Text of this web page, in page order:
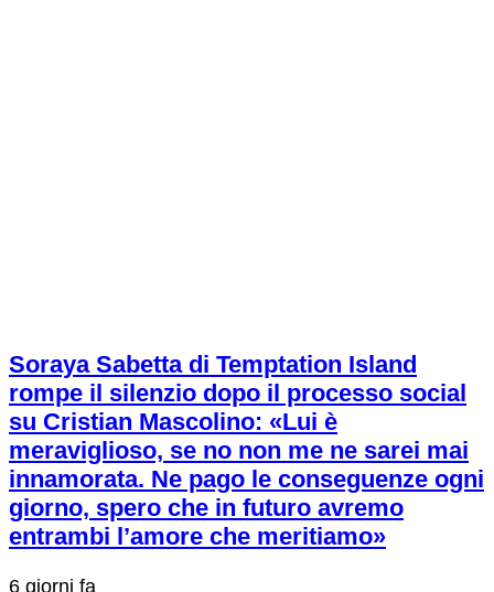
Soraya Sabetta di Temptation Island
rompe il silenzio dopo il processo social
su Cristian Mascolino: «Lui è
meraviglioso, se no non me ne sarei mai
innamorata. Ne pago le conseguenze ogni
giorno, spero che in futuro avremo
entrambi l’amore che meritiamo»
6 giorni fa